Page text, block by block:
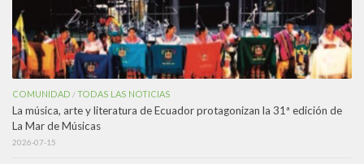
COMUNIDAD /TODAS LAS NOTICIAS
La música, arte y literatura de Ecuador protagonizan la 31ª edición de
La Mar de Músicas
2026-07-15